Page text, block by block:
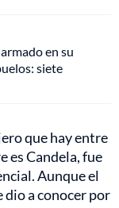
en su
siete
que hay entre
es Candela, fue
Aunque el
dio a conocer por